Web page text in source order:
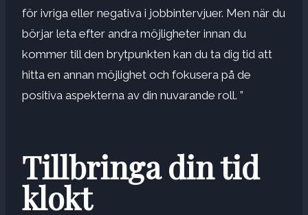
för ivriga eller negativa i jobbintervjuer. Men när du
börjar leta efter andra möjligheter innan du
kommer till den brytpunkten kan du ta dig tid att
hitta en annan möjlighet och fokusera på de
positiva aspekterna av din nuvarande roll. ”
Tillbringa din tid
klokt